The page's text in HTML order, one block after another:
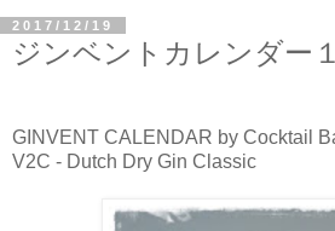
2017/12/19
ジンベントカレンダー
GINVENT CALENDAR by Cocktail
V2C - Dutch Dry Gin Classic